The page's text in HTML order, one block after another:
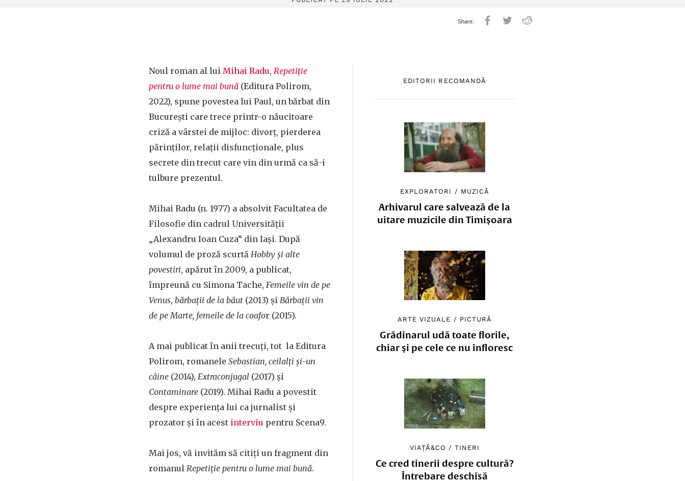
EDITORII RECOMANDĂ
EXPLORATORI / MUZICĂ
Arhivarul care salvează de la
uitare muzicile din Timișoara
ARTE VIZUALE / PICTURĂ
Grădinarul udă toate florile,
chiar și pe cele ce nu înfloresc
VIAȚĂ&CO /TINERI
Ce cred tinerii despre cultură?
Întrebare deschisă
Noul roman al lui Mihai Radu, Repetiție
pentru o lume mai bună (Editura Polirom,
2022), spune povestea lui Paul, un bărbat din
București care trece printr-o năucitoare
criză a vârstei de mijloc: divorț, pierderea
părinților, relații disfuncționale, plus
secrete din trecut care vin din urmă ca să-i
tulbure prezentul.
Mihai Radu (n. 1977) a absolvit Facultatea de
Filosofie din cadrul Universității
„Alexandru Ioan Cuza“ din Iași. După
volumul de proză scurtă Hobby și alte
povestiri, apărut în 2009, a publicat,
împreună cu Simona Tache, Femeile vin de pe
Venus, bărbații de la băut (2013) și Bărbații vin
de pe Marte, femeile de la coafor (2015).
A mai publicat în anii trecuți, tot la Editura
Polirom, romanele Sebastian, ceilalți și-un
câine (2014), Extraconjugal (2017) și
Contaminare (2019). Mihai Radu a povestit
despre experiența lui ca jurnalist și
prozator și în acest interviu pentru Scena9.
Mai jos, vă invităm să citiți un fragment din
romanul Repetiție pentru o lume mai bună.